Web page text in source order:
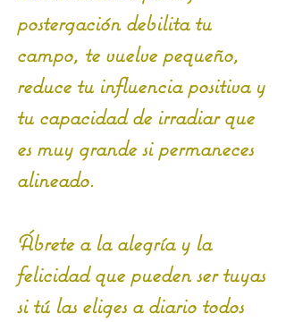
postergación debilita tu
campo, te vuelve pequeño,
reduce tu influencia positiva y
tu capacidad de irradiar que
es muy grande si permaneces
alineado.
Ábrete a la alegría y la
felicidad que pueden ser tuyas
si tú las eliges a diario todos